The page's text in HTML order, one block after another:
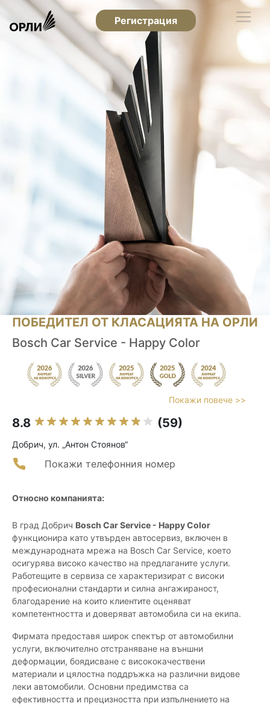
Регистрация
ПОБЕДИТЕЛ ОТ КЛАСАЦИЯТА НА ОРЛИ
Bosch Car Service - Happy Color
Покажи повече >>
8.8 (59)
Добрич, ул. „Антон Стоянов“
Покажи телефонния номер
Относно компанията:
В град Добрич Bosch Car Service - Happy Color
функционира като утвърден автосервиз, включен в
международната мрежа на Bosch Car Service, което
осигурява високо качество на предлаганите услуги.
Работещите в сервиза се характеризират с високи
професионални стандарти и силна ангажираност,
благодарение на които клиентите оценяват
компетентността и доверяват автомобила си на екипа.
Фирмата предоставя широк спектър от автомобилни
услуги, включително отстраняване на външни
деформации, боядисване с висококачествени
материали и цялостна поддръжка на различни видове
леки автомобили. Основни предимства са
ефективността и прецизността при изпълнението на